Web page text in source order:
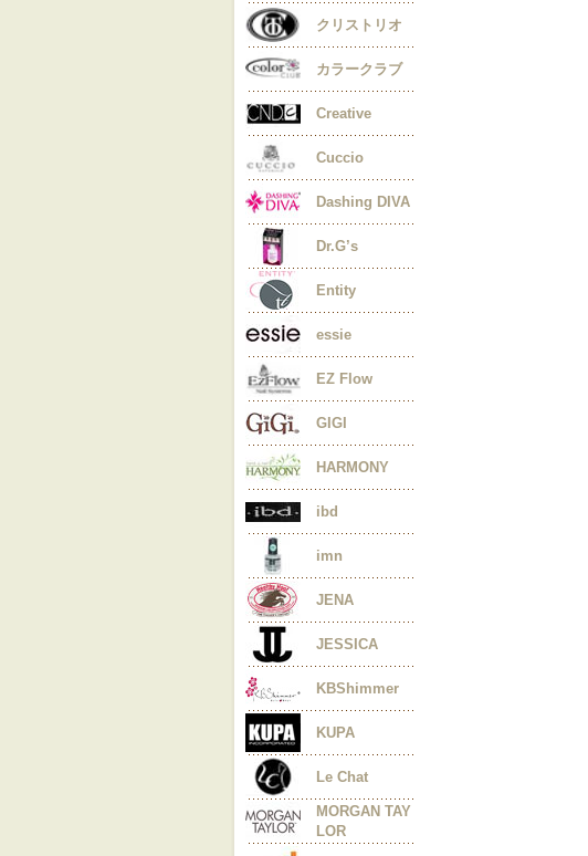
クリストリオ
カラークラブ
Creative
Cuccio
Dashing DIVA
Dr.G’s
Entity
essie
EZ Flow
GIGI
HARMONY
ibd
imn
JENA
JESSICA
KBShimmer
KUPA
Le Chat
MORGAN TAY
LOR